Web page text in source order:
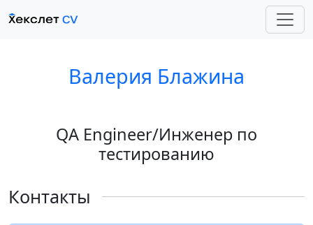
Валерия Блажина
QA Engineer/Инженер по
тестированию
Контакты